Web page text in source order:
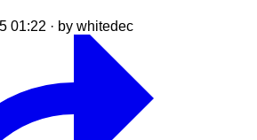
01:22 · by whitedec